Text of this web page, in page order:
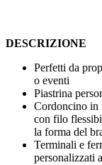
DESCRIZIONE
Perfetti da
o eventi
Piastrina
Cordoncino in
con filo
la forma del
Terminali e
personalizzati